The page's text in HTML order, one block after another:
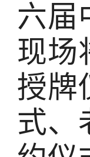
六届
现场
授牌
式、